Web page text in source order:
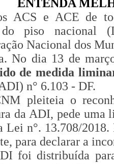
ENTENDA
ACS e ACE de
do piso nacional
Nacional dos
No dia 13 de
de medida
n° 6.103 - DF.
pleiteia o
da ADI, pede uma
Lei n°. 13.708/
para declarar a
foi distribuída